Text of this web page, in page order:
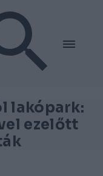
lakópark:
ezelőtt